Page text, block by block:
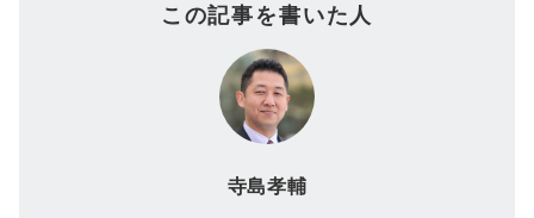
この記事を書いた人
寺島孝輔